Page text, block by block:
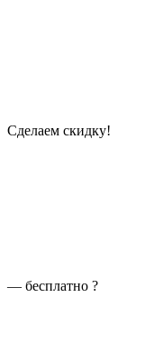
Сделаем скидку!
— бесплатно ?